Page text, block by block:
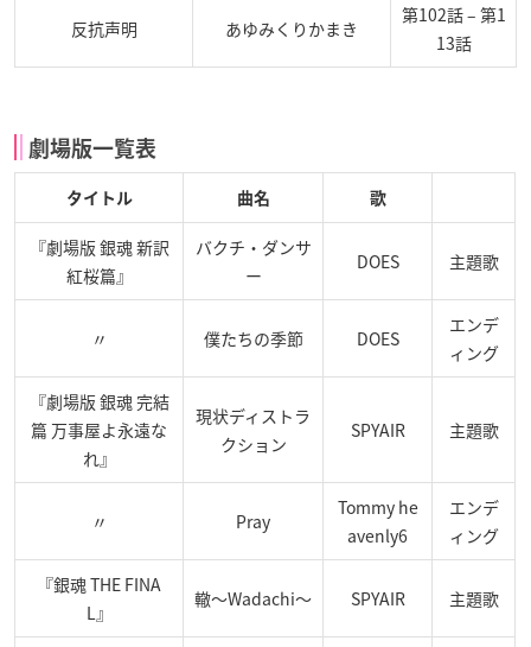
反抗声明 あゆみくりかまき
第102話 – 第1
13話
劇場版一覧表
タイトル 曲名 歌
『劇場版 銀魂 新訳
紅桜篇』
バクチ・ダンサ
ー
DOES 主題歌
〃 僕たちの季節 DOES
エンデ
ィング
『劇場版 銀魂 完結
篇 万事屋よ永遠な
れ』
現状ディストラ
クション
SPYAIR 主題歌
〃 Pray
Tommy he
avenly6
エンデ
ィング
『銀魂 THE FINA
L』
轍〜Wadachi〜 SPYAIR 主題歌